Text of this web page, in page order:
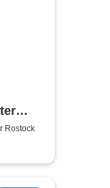
Rostock